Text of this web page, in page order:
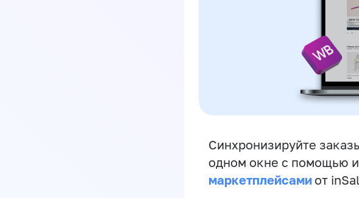
Синхронизируйте
одном окне с помощью
маркетплейсами от